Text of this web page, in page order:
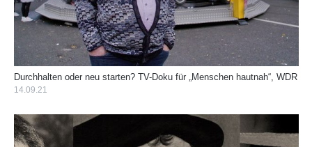
Durchhalten oder neu starten? TV-Doku für „Menschen hautnah“, WDR
14.09.21